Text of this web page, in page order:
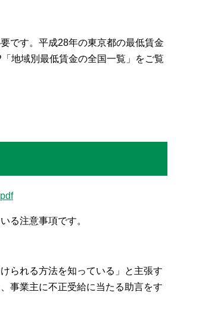
です。平成28年の東京都の最低賃金
地域別最低賃金の全国一覧」をご覧
る注意事項です。
られる方法を知っている」と主張す
事業主に不正受給に当たる助言をす